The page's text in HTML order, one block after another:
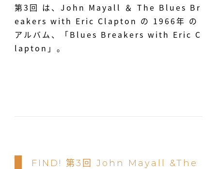
第3回 は、John Mayall ＆ The Blues Br
eakers with Eric Clapton の 1966年 の
アルバム、「Blues Breakers with Eric C
lapton」。
FIND! 第3回 John Mayall &The